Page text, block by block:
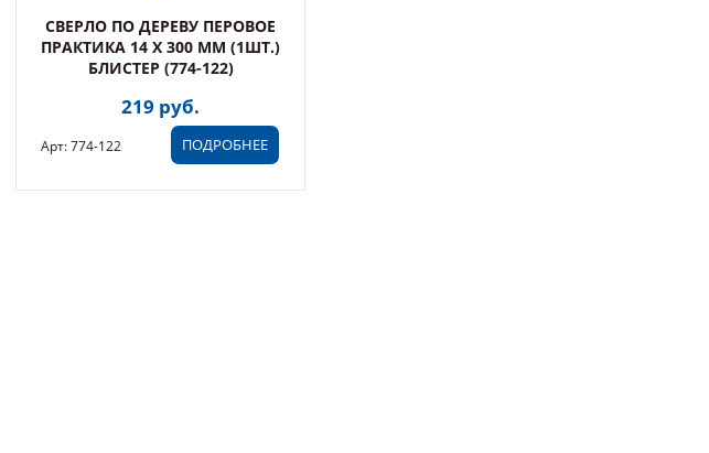
СВЕРЛО ПО ДЕРЕВУ ПЕРОВОЕ
ПРАКТИКА 14 Х 300 ММ (1ШТ.)
БЛИСТЕР (774-122)
219 руб.
ПОДРОБНЕЕ
Арт: 774-122